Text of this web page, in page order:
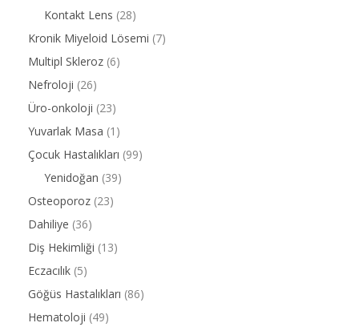
Kontakt Lens (28)
Kronik Miyeloid Lösemi (7)
Multipl Skleroz (6)
Nefroloji (26)
Üro-onkoloji (23)
Yuvarlak Masa (1)
Çocuk Hastalıkları (99)
Yenidoğan (39)
Osteoporoz (23)
Dahiliye (36)
Diş Hekimliği (13)
Eczacılık (5)
Göğüs Hastalıkları (86)
Hematoloji (49)